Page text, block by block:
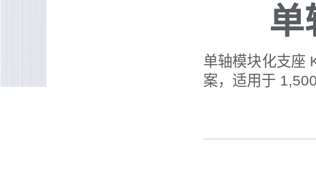
单
单轴模块化支座
案，适用于